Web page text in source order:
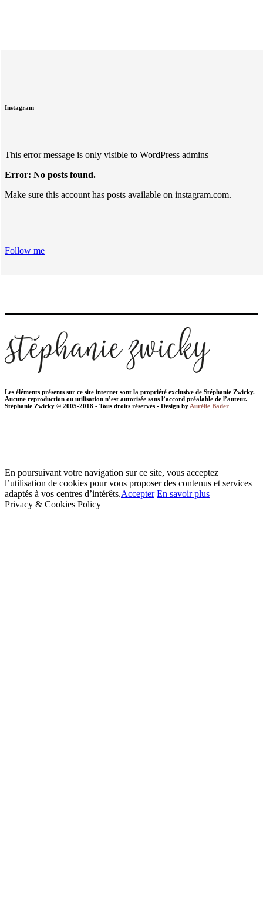
Instagram
This error message is only visible to WordPress admins
Error: No posts found.
Make sure this account has posts available on instagram.com.
Follow me
Les éléments présents sur ce site internet sont la propriété exclusive de Stéphanie Zwicky.
Aucune reproduction ou utilisation n’est autorisée sans l’accord préalable de l’auteur.
Stéphanie Zwicky © 2005-2018 - Tous droits réservés - Design by Aurélie Bader
En poursuivant votre navigation sur ce site, vous acceptez
l’utilisation de cookies pour vous proposer des contenus et services
adaptés à vos centres d’intérêts.Accepter En savoir plus
Privacy & Cookies Policy